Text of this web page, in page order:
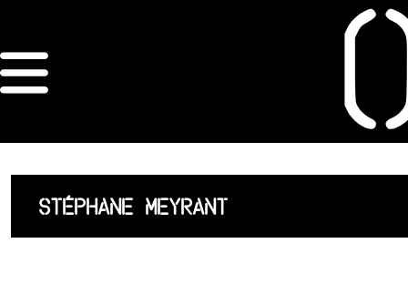
ORDRE DES
ARCHITECTES
ACCUEIL
LISTE DES
STÉPHANE MEYRANT